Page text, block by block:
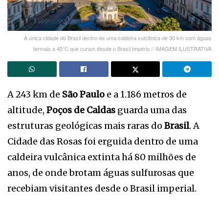
A única cidade do Brasil dentro de uma caldeira vulcânica de 30 km com águas
termais a 45°C que curam desde o Brasil Império // IMAGEM ILUSTRATIVA
A 243 km de São Paulo e a 1.186 metros de
altitude, Poços de Caldas guarda uma das
estruturas geológicas mais raras do Brasil. A
Cidade das Rosas foi erguida dentro de uma
caldeira vulcânica extinta há 80 milhões de
anos, de onde brotam águas sulfurosas que
recebiam visitantes desde o Brasil imperial.